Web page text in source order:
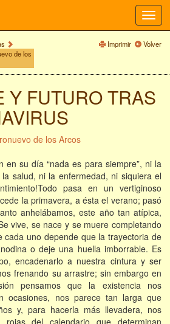
de los
Imprimir Volver
Y FUTURO TRAS
de los Arcos
en su día “nada es para siempre”, ni la
salud, ni la enfermedad, ni siquiera el
pasa en un vertiginoso
la primavera, a ésta el verano; pasó
anhelábamos, este año tan atípica,
vive, se nace y se muere completando
uno depende que la trayectoria de
o deje una huella imborrable. Es
encadenarlo a nuestra cintura y ser
frenando su arrastre; sin embargo en
pensamos que la existencia nos
ocasiones, nos parece tan larga que
y, para hacerla más llevadera, nos
del calendario que determinan